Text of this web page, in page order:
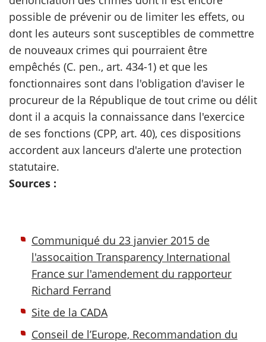
possible de prévenir ou de limiter les effets, ou
dont les auteurs sont susceptibles de commettre
de nouveaux crimes qui pourraient être
empêchés (C. pen., art. 434-1) et que les
fonctionnaires sont dans l'obligation d'aviser le
procureur de la République de tout crime ou délit
dont il a acquis la connaissance dans l'exercice
de ses fonctions (CPP, art. 40), ces dispositions
accordent aux lanceurs d'alerte une protection
statutaire.
Sources :
Communiqué du 23 janvier 2015 de
l'assocaition Transparency International
France sur l'amendement du rapporteur
Richard Ferrand
Site de la CADA
Conseil de l’Europe, Recommandation du